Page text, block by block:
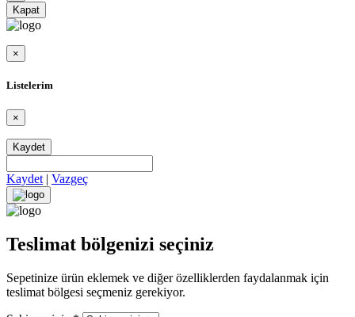
Kapat
×
Listelerim
×
Kaydet
Kaydet | Vazgeç
Teslimat bölgenizi seçiniz
Sepetinize ürün eklemek ve diğer özelliklerden faydalanmak için
teslimat bölgesi seçmeniz gerekiyor.